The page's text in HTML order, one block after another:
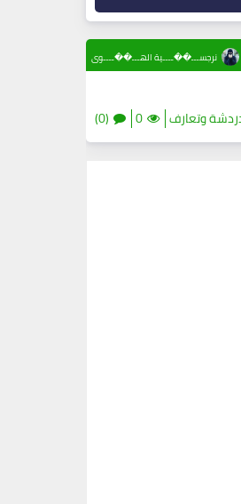
وتعارف 0
(0)
نرجســـ��ــــية الهـــ��ــــوى